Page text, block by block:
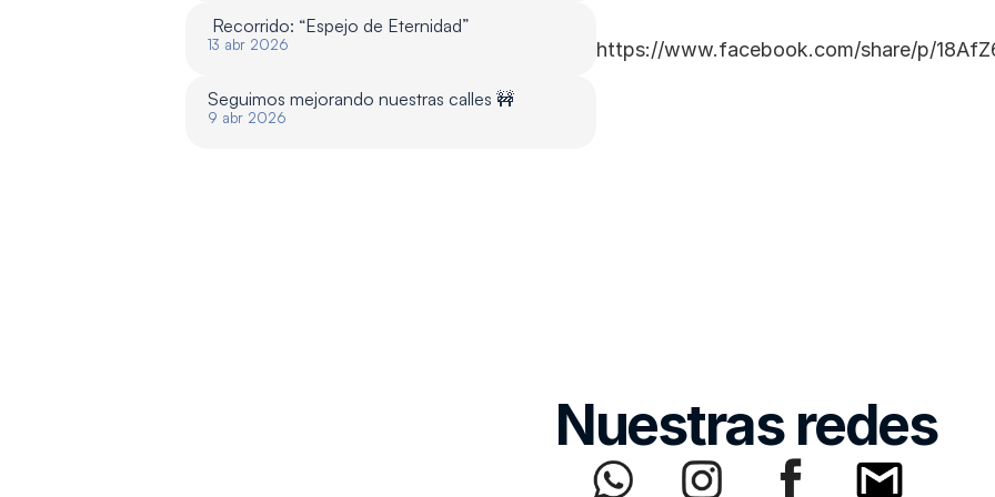
Recorrido: “Espejo de Eternidad”
13 abr 2026
Seguimos mejorando nuestras calles 🚧
9 abr 2026
https://www.facebook.com/share/p/
Nuestras redes